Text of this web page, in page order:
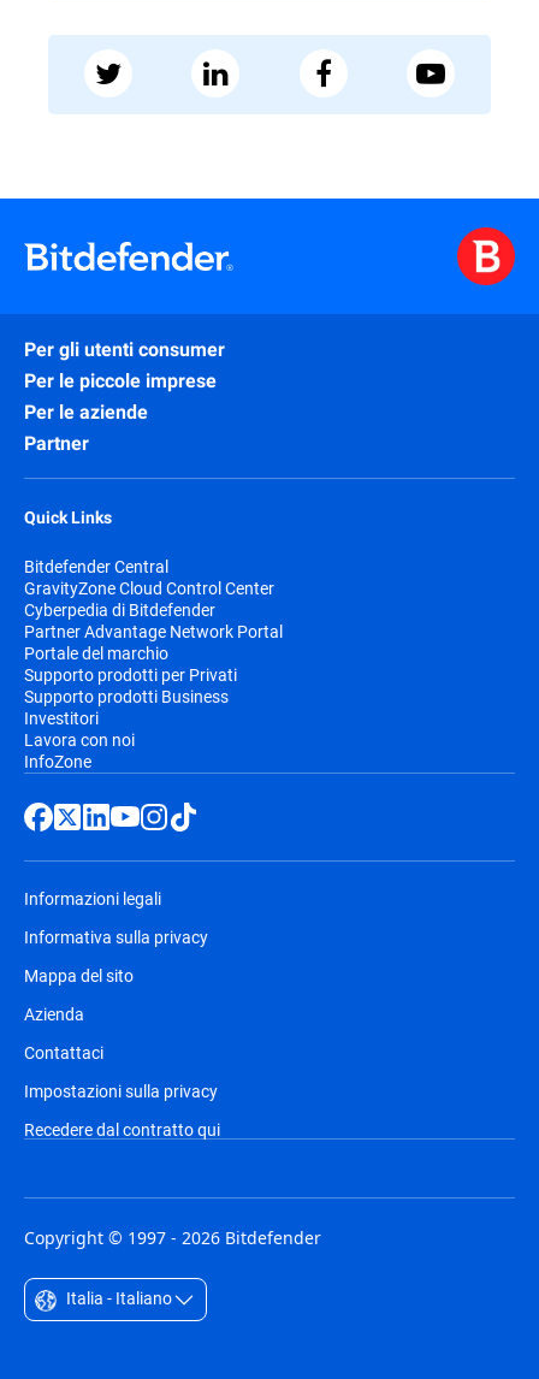
Per gli utenti consumer
Per le piccole imprese
Per le aziende
Partner
Quick Links
Bitdefender Central
GravityZone Cloud Control Center
Cyberpedia di Bitdefender
Partner Advantage Network Portal
Portale del marchio
Supporto prodotti per Privati
Supporto prodotti Business
Investitori
Lavora con noi
InfoZone
Informazioni legali
Informativa sulla privacy
Mappa del sito
Azienda
Contattaci
Impostazioni sulla privacy
Recedere dal contratto qui
Copyright © 1997 - 2026 Bitdefender
Italia - Italiano